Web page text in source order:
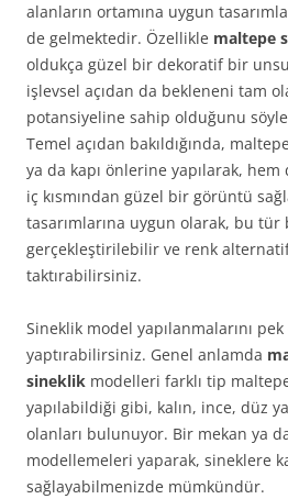
alanların ortamına uygun
de gelmektedir. Özellikle maltepe
oldukça güzel bir dekoratif bir
işlevsel açıdan da bekleneni tam
potansiyeline sahip olduğunu
Temel açıdan bakıldığında,
ya da kapı önlerine yapılarak, hem
iç kısmından güzel bir görüntü
tasarımlarına uygun olarak, bu tür
gerçekleştirilebilir ve renk
taktırabilirsiniz.
Sineklik model yapılanmalarını
yaptırabilirsiniz. Genel anlamda
sineklik modelleri farklı tip
yapılabildiği gibi, kalın, ince, düz
olanları bulunuyor. Bir mekan ya
modellemeleri yaparak, sineklere
sağlayabilmenizde mümkündür.